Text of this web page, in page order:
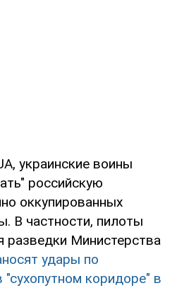
украинские воины
российскую
оккупированных
В частности, пилоты
разведки Министерства
удары по
"сухопутном коридоре" в